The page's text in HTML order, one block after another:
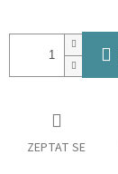
ZEPTAT SE